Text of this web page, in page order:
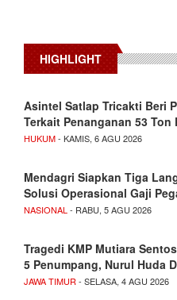
HIGHLIGHT
Asintel Satlap Tricakti Beri
Terkait Penanganan 53
HUKUM- KAMIS, 6 AGU 2026
Mendagri Siapkan Tiga
Solusi Operasional Gaji
NASIONAL - RABU, 5 AGU 2026
Tragedi KMP Mutiara
5 Penumpang, Nurul Huda
JAWA TIMUR - SELASA, 4 AGU 2026